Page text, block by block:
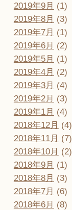
2019年9月 (1)
2019年8月 (3)
2019年7月 (1)
2019年6月 (2)
2019年5月 (1)
2019年4月 (2)
2019年3月 (4)
2019年2月 (3)
2019年1月 (4)
2018年12月 (4)
2018年11月 (7)
2018年10月 (2)
2018年9月 (1)
2018年8月 (3)
2018年7月 (6)
2018年6月 (8)